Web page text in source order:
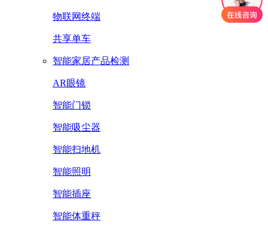
物联网终端
共享单车
智能家居产品检测
AR眼镜
智能门锁
智能吸尘器
智能扫地机
智能照明
智能插座
智能体重秤